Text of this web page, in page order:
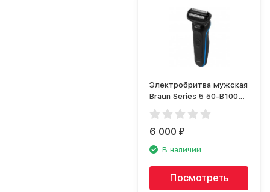
Электробритва мужская
Braun Series 5 50-B1000s
Blue
6 000₽
В наличии
Посмотреть